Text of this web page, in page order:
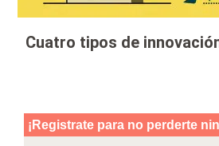
Cuatro tipos de